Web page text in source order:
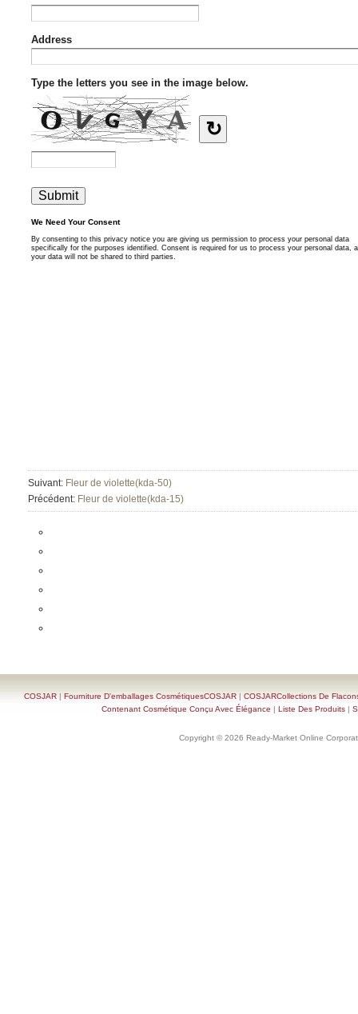
Suivant: Fleur de violette(kda-50)
Précédent: Fleur de violette(kda-15)
COSJAR | Fourniture D'emballages CosmétiquesCOSJAR | COSJARCollections De
Contenant Cosmétique Conçu Avec Élégance | Liste Des Produits |
Copyright © 2026 Ready-Market Online